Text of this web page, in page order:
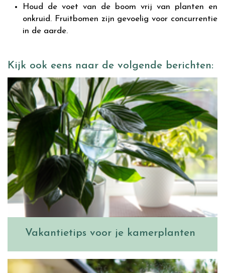
Houd de voet van de boom vrij van planten en
onkruid. Fruitbomen zijn gevoelig voor concurrentie
in de aarde.
Kijk ook eens naar de volgende berichten:
Vakantietips voor je kamerplanten